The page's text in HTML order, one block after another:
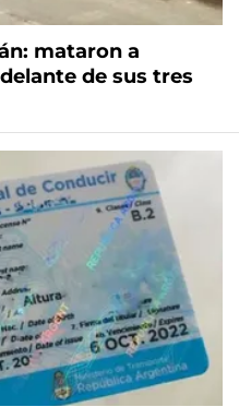
mataron a
de sus tres